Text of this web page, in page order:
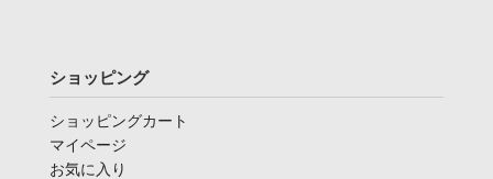
ショッピング
ショッピングカート
マイページ
お気に入り